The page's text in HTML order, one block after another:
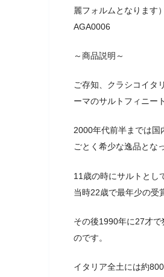
麗フォルムとなります）
AGA0006
～商品説明～
ご存知、クラシコイタ
ーマのサルトフィニー
2000年代前半までは国
ごとく希少な逸品とな
11歳の時にサルトとし
当時22歳で最年少の受
その後1990年に27才
のです。
イタリア全土には約